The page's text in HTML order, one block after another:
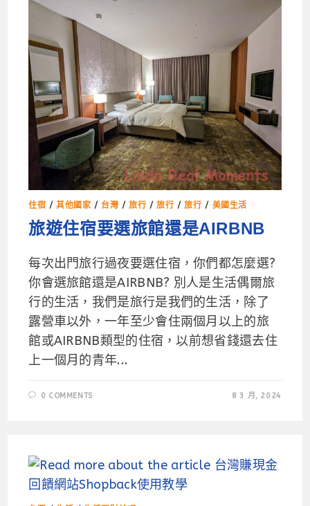
住宿 /其他國家 / 台灣 /旅行 /旅行 /旅行 / 美國生活
旅遊住宿要選旅館還是AIRBNB
每次出門旅行過夜要選住宿，你們都怎麼選?
你會選旅館還是AIRBNB? 別人是生活偶爾旅
行的生活，我們是旅行是我們的生活，除了
露營車以外，一年至少會住兩個月以上的旅
館或AIRBNB類型的住宿，以前想省錢還去住
上一個月的青年...
0 COMMENTS 8 3 月, 2024